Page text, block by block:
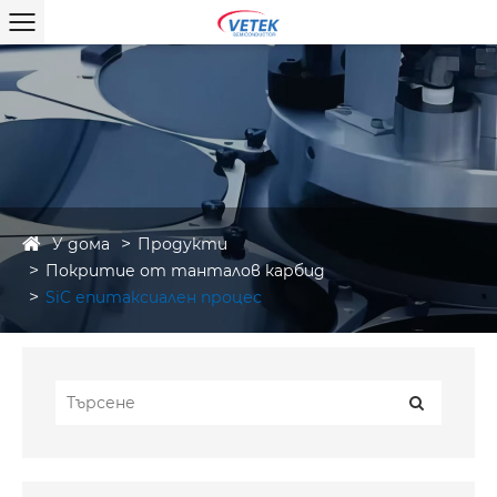
У дома
Продукти
Покритие от танталов карбид
SiC епитаксиален процес